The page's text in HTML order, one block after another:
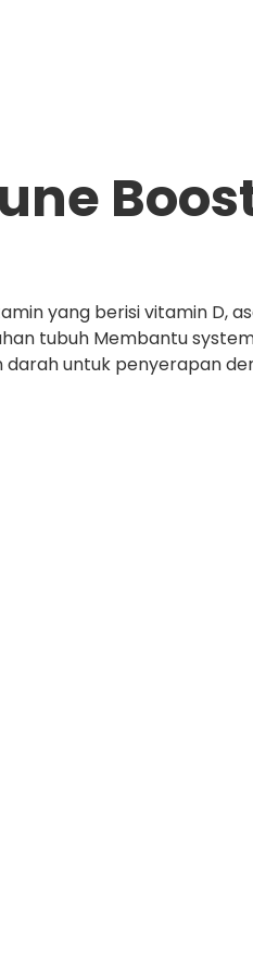
yang berisi vitamin D,
tubuh Membantu
untuk penyerapan